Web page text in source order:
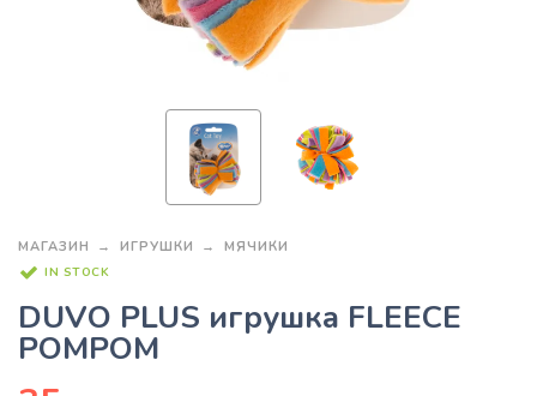
МАГАЗИН ИГРУШКИ МЯЧИКИ
IN STOCK
DUVO PLUS игрушка FLEECE
POMPOM